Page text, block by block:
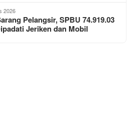
2026
Pelangsir, SPBU 74.919.03
Jeriken dan Mobil